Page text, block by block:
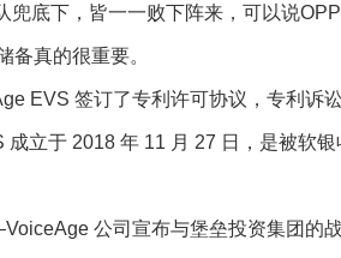
底下，皆一一败下阵来，可以说
备真的很重要。
EVS 签订了专利许可协议，专利诉
立于 2018 年 11 月 27 日，是被软
公司宣布与堡垒投资集团的